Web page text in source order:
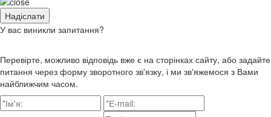
У вас виникли запитання?
Перевірте, можливо відповідь вже є на сторінках сайту, або задайте
питання через форму зворотного зв'язку, і ми зв'яжемося з Вами
найближчим часом.